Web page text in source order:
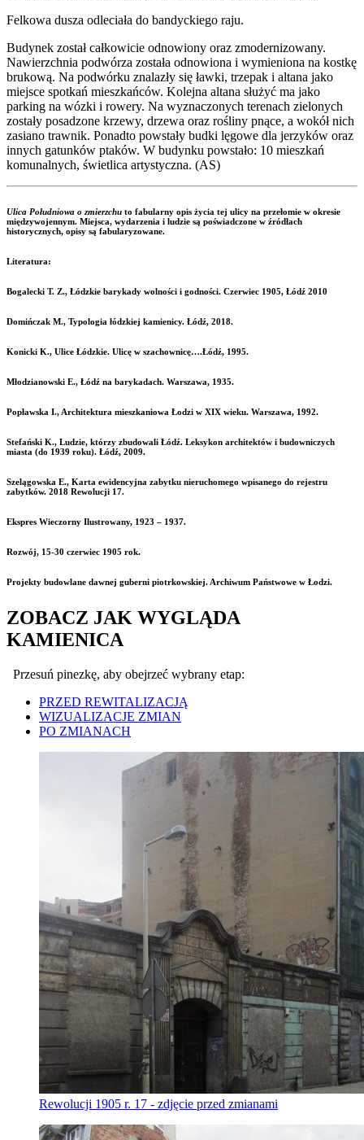
Felkowa dusza odleciała do bandyckiego raju.
Budynek został całkowicie odnowiony oraz zmodernizowany.
Nawierzchnia podwórza została odnowiona i wymieniona na kostkę
brukową. Na podwórku znalazły się ławki, trzepak i altana jako
miejsce spotkań mieszkańców. Kolejna altana służyć ma jako
parking na wózki i rowery. Na wyznaczonych terenach zielonych
zostały posadzone krzewy, drzewa oraz rośliny pnące, a wokół nich
zasiano trawnik. Ponadto powstały budki lęgowe dla jerzyków oraz
innych gatunków ptaków. W budynku powstało: 10 mieszkań
komunalnych, świetlica artystyczna. (AS)
Ulica Południowa o zmierzchu to fabularny opis życia tej ulicy na przełomie w okresie
międzywojennym. Miejsca, wydarzenia i ludzie są poświadczone w źródłach
historycznych, opisy są fabularyzowane.
Literatura:
Bogalecki T. Z., Łódzkie barykady wolności i godności. Czerwiec 1905, Łódź 2010
Domińczak M., Typologia łódzkiej kamienicy. Łódź, 2018.
Konicki K., Ulice Łódzkie. Ulicę w szachownicę….Łódź, 1995.
Młodzianowski E., Łódź na barykadach. Warszawa, 1935.
Popławska I., Architektura mieszkaniowa Łodzi w XIX wieku. Warszawa, 1992.
Stefański K., Ludzie, którzy zbudowali Łódź. Leksykon architektów i budowniczych
miasta (do 1939 roku). Łódź, 2009.
Szelągowska E., Karta ewidencyjna zabytku nieruchomego wpisanego do rejestru
zabytków. 2018 Rewolucji 17.
Ekspres Wieczorny Ilustrowany, 1923 – 1937.
Rozwój, 15-30 czerwiec 1905 rok.
Projekty budowlane dawnej guberni piotrkowskiej. Archiwum Państwowe w Łodzi.
ZOBACZ JAK WYGLĄDA
KAMIENICA
Przesuń pinezkę, aby obejrzeć wybrany etap:
PRZED REWITALIZACJĄ
WIZUALIZACJE ZMIAN
PO ZMIANACH
Rewolucji 1905 r. 17 - zdjęcie przed zmianami